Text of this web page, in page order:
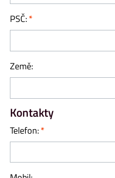
PSČ:
Země:
Kontakty
Telefon: